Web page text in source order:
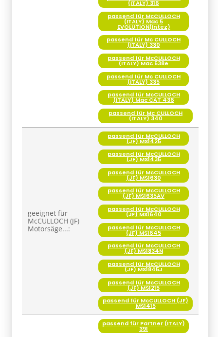
(ITALY) 316
passend für McCULLOCH
(ITALY) Mac 5
EVOLUTION(Intez)
passend für Mc CULLOCH
(ITALY) 330
passend für McCULLOCH
(ITALY) Mac 538e
passend für Mc CULLOCH
(ITALY) 335
passend für McCULLOCH
(ITALY) Mac CAT 436
passend für Mc CULLOCH
(ITALY) 340
geeignet für
McCULLOCH (JF)
Motorsäge...:
passend für McCULLOCH
(JF) MS1425
passend für McCULLOCH
(JF) MS1435
passend für McCULLOCH
(JF) MS1630
passend für McCULLOCH
(JF) MS1635AV
passend für McCULLOCH
(JF) MS1640
passend für McCULLOCH
(JF) MS1645
passend für McCULLOCH
(JF) MS1834N
passend für McCULLOCH
(JF) MS1845J
passend für McCULLOCH
(JF) MS1215
passend für McCULLOCH (JF)
MS1415
passend für Partner (ITALY)
391